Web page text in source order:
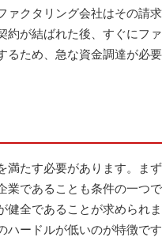
クタリング会社はその請
が結ばれた後、すぐにフ
ため、急な資金調達が必
たす必要があります。ま
であることも条件の一つ
全であることが求められ
ードルが低いのが特徴で